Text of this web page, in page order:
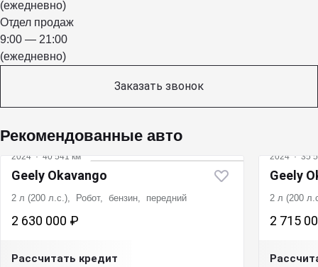
(ежедневно)
Отдел продаж
9:00 — 21:00
(ежедневно)
Заказать звонок
Рекомендованные авто
2024 · 40 541 км
Geely Okavango
2 л (200 л.с.), Робот, бензин, передний
2 630 000 ₽
Рассчитать кредит
2024 · 35
Geely
2 л (200
2 715